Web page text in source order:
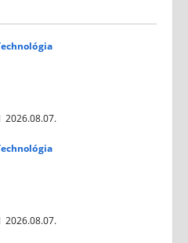
2026.08.07.
2026.08.07.